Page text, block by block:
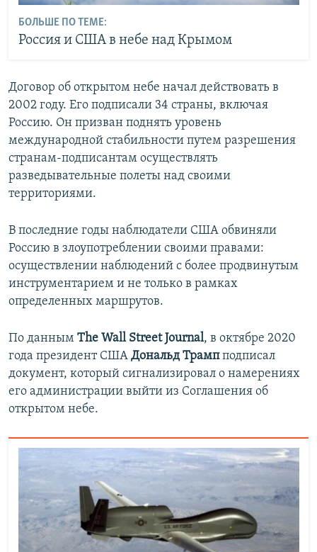
БОЛЬШЕ ПО ТЕМЕ:
Россия и США в небе над Крымом
Договор об открытом небе начал действовать в
2002 году. Его подписали 34 страны, включая
Россию. Он призван поднять уровень
международной стабильности путем разрешения
странам-подписантам осуществлять
разведывательные полеты над своими
территориями.
В последние годы наблюдатели США обвиняли
Россию в злоупотреблении своими правами:
осуществлении наблюдений с более продвинутым
инструментарием и не только в рамках
определенных маршрутов.
По данным The Wall Street Journal, в октябре 2020
года президент США Дональд Трампподписал
документ, который сигнализировал о намерениях
его администрации выйти из Соглашения об
открытом небе.